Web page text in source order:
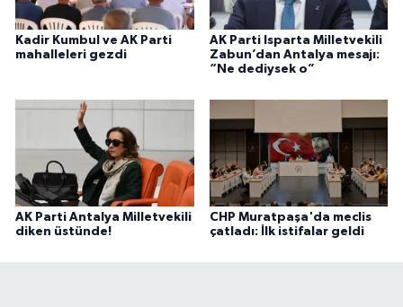
Kadir Kumbul ve AK Parti
mahalleleri gezdi
AK Parti Isparta Milletvekili
Zabun’dan Antalya mesajı:
“Ne dediysek o”
AK Parti Antalya Milletvekili
diken üstünde!
CHP Muratpaşa'da meclis
çatladı: İlk istifalar geldi